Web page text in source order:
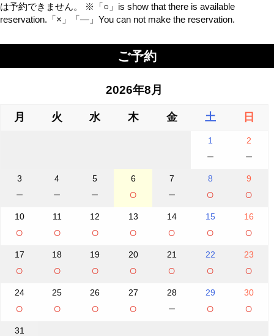
は予約できません。 ※「○」is show that there is available
reservation.「×」「―」You can not make the reservation.
ご予約
2026年8月
月 火 水 木 金 土 日
1
－
2
－
3
－
4
－
5
－
6
○
7
－
8
○
9
○
10
○
11
○
12
○
13
○
14
○
15
○
16
○
17
○
18
○
19
○
20
○
21
○
22
○
23
○
24
○
25
○
26
○
27
○
28
－
29
○
30
○
31